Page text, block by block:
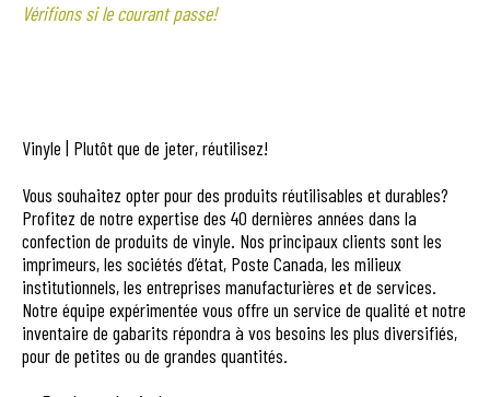
Vérifions si le courant passe!
Vinyle | Plutôt que de jeter, réutilisez!
Vous souhaitez opter pour des produits réutilisables et durables?
Profitez de notre expertise des 40 dernières années dans la
confection de produits de vinyle. Nos principaux clients sont les
imprimeurs, les sociétés d’état, Poste Canada, les milieux
institutionnels, les entreprises manufacturières et de services.
Notre équipe expérimentée vous offre un service de qualité et notre
inventaire de gabarits répondra à vos besoins les plus diversifiés,
pour de petites ou de grandes quantités.